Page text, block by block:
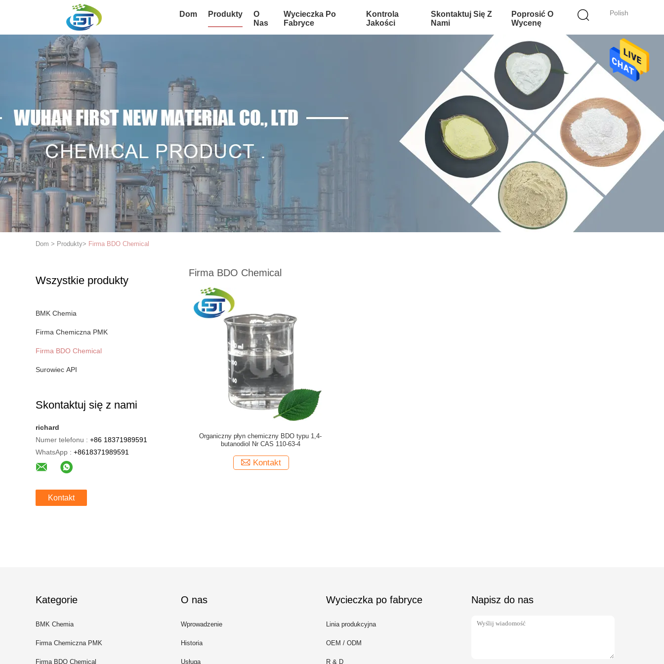
Polish
Dom Produkty
O
Nas
Wycieczka Po
Fabryce
Kontrola
Jakości
Skontaktuj Się Z
Nami
Poprosić O
Wycenę
Dom > Produkty> Firma BDO Chemical
Wszystkie produkty
BMK Chemia
Firma Chemiczna PMK
Firma BDO Chemical
Surowiec API
Skontaktuj się z nami
richard
Numer telefonu : +86 18371989591
WhatsApp : +8618371989591
Kontakt
Firma BDO Chemical
Organiczny płyn chemiczny BDO typu 1,4-
butanodiol Nr CAS 110-63-4
Kontakt
Kategorie
BMK Chemia
Firma Chemiczna PMK
Firma BDO Chemical
O nas
Wprowadzenie
Historia
Usługa
Wycieczka po fabryce
Linia produkcyjna
OEM / ODM
R & D
Napisz do nas